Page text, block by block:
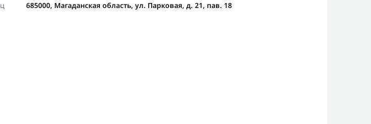
685000, Магаданская область, ул. Парковая, д. 21, пав. 18